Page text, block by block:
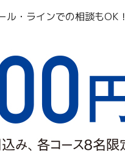
・ラインでの相談もOK！